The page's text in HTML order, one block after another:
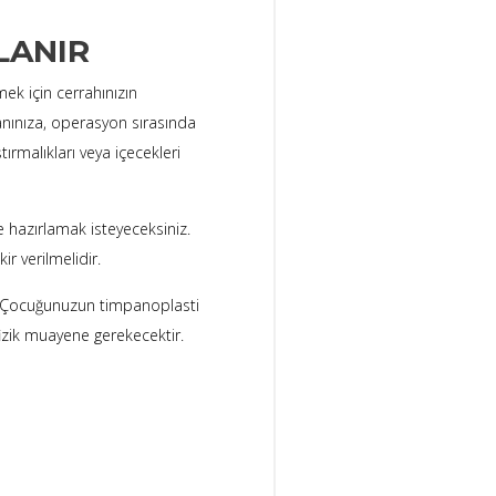
için cerrahınızın
operasyon sırasında
veya içecekleri
isteyeceksiniz.
verilmelidir.
timpanoplasti
muayene gerekecektir.